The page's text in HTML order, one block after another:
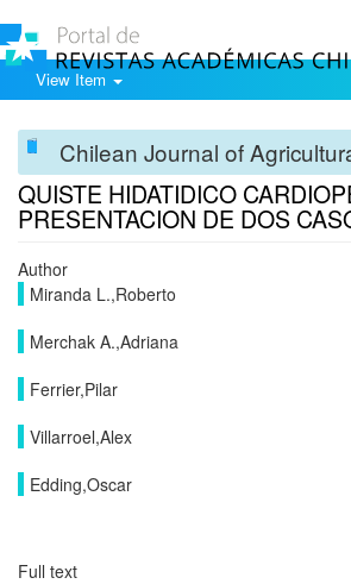
View Item
Chilean Journal of
QUISTE HIDATIDICO
PRESENTACION DE DOS
Author
Miranda L.,Roberto
Merchak A.,Adriana
Ferrier,Pilar
Villarroel,Alex
Edding,Oscar
Full text